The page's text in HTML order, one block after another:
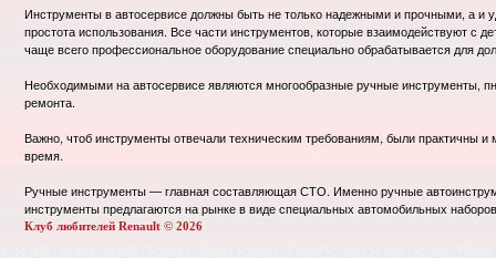
Инструменты в автосервисе должны быть не только надежными и прочными, а и
простота использования. Все части инструментов, которые взаимодействуют
чаще всего профессиональное оборудование специально обрабатывается для
Необходимыми на автосервисе являются многообразные ручные инструменты,
ремонта.
Важно, чтоб инструменты отвечали техническим требованиям, были практичны
время.
Ручные инструменты — главная составляющая СТО. Именно ручные
инструменты предлагаются на рынке в виде специальных автомобильных
Клуб любителей Renault © 2026